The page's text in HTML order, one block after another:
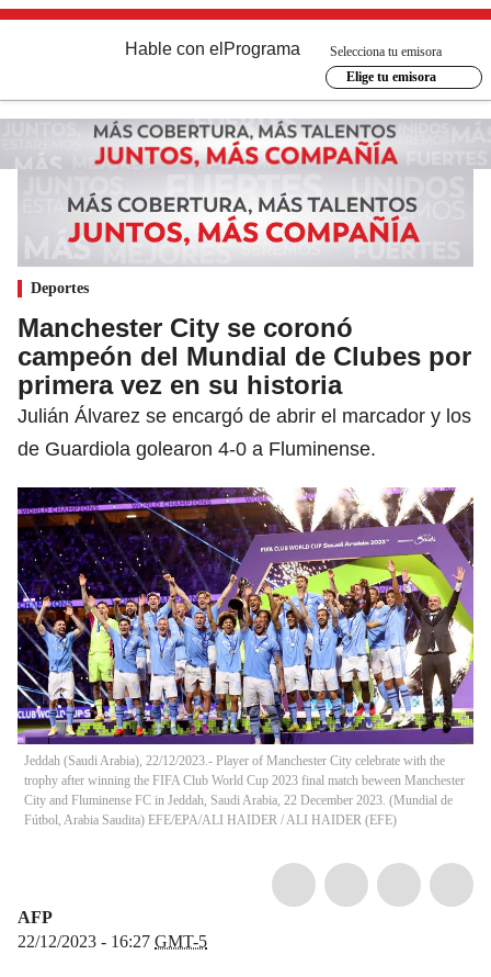
Hable con el Programa
Selecciona tu emisora
Elige tu emisora
Deportes
Manchester City se coronó
campeón del Mundial de Clubes por
primera vez en su historia
Julián Álvarez se encargó de abrir el marcador y los
de Guardiola golearon 4-0 a Fluminense.
Jeddah (Saudi Arabia), 22/12/2023.- Player of Manchester City celebrate with the
trophy after winning the FIFA Club World Cup 2023 final match beween Manchester
City and Fluminense FC in Jeddah, Saudi Arabia, 22 December 2023. (Mundial de
Fútbol, Arabia Saudita) EFE/EPA/ALI HAIDER /ALI HAIDER (EFE)
AFP
22/12/2023 - 16:27 GMT-5